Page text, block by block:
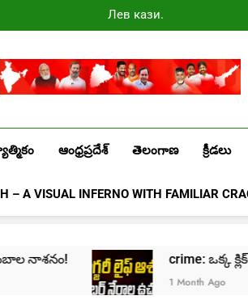
Лев казино
промокоды
ఆంధ్రప్రదేశ్ తెలంగాణ క్రీడలు
– A VISUAL INFERNO WITH FAMILIAR
crime: ఒక్క క్లిక్‌తో
1 Month Ago